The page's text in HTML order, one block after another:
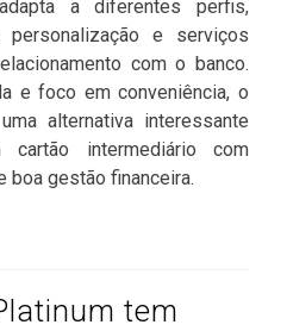
a diferentes perfis,
e serviços
com o banco.
e foco em conveniência, o
alternativa interessante
intermediário com
boa gestão financeira.
tem